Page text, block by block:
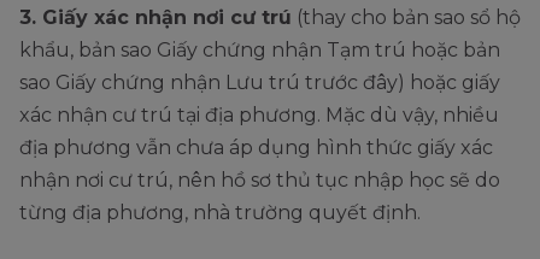
3. Giấy xác nhận nơi cư trú (thay cho bản sao sổ hộ
khẩu, bản sao Giấy chứng nhận Tạm trú hoặc bản
sao Giấy chứng nhận Lưu trú trước đây) hoặc giấy
xác nhận cư trú tại địa phương. Mặc dù vậy, nhiều
địa phương vẫn chưa áp dụng hình thức giấy xác
nhận nơi cư trú, nên hồ sơ thủ tục nhập học sẽ do
từng địa phương, nhà trường quyết định.